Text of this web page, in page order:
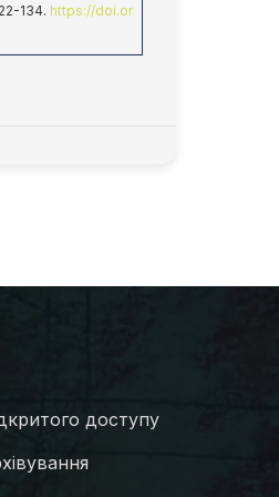
134. https://doi.or
доступу